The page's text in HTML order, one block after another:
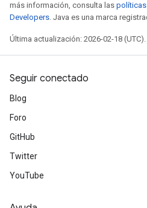
más información, consulta las
Developers. Java es una marca
Última actualización: 2026-02-18 (UTC).
Seguir conectado
Blog
Foro
GitHub
Twitter
YouTube